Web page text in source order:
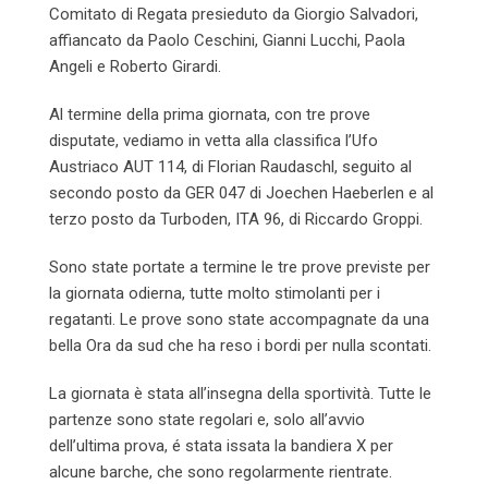
Comitato di Regata presieduto da Giorgio Salvadori,
affiancato da Paolo Ceschini, Gianni Lucchi, Paola
Angeli e Roberto Girardi.
Al termine della prima giornata, con tre prove
disputate, vediamo in vetta alla classifica l’Ufo
Austriaco AUT 114, di Florian Raudaschl, seguito al
secondo posto da GER 047 di Joechen Haeberlen e al
terzo posto da Turboden, ITA 96, di Riccardo Groppi.
Sono state portate a termine le tre prove previste per
la giornata odierna, tutte molto stimolanti per i
regatanti. Le prove sono state accompagnate da una
bella Ora da sud che ha reso i bordi per nulla scontati.
La giornata è stata all’insegna della sportività. Tutte le
partenze sono state regolari e, solo all’avvio
dell’ultima prova, é stata issata la bandiera X per
alcune barche, che sono regolarmente rientrate.